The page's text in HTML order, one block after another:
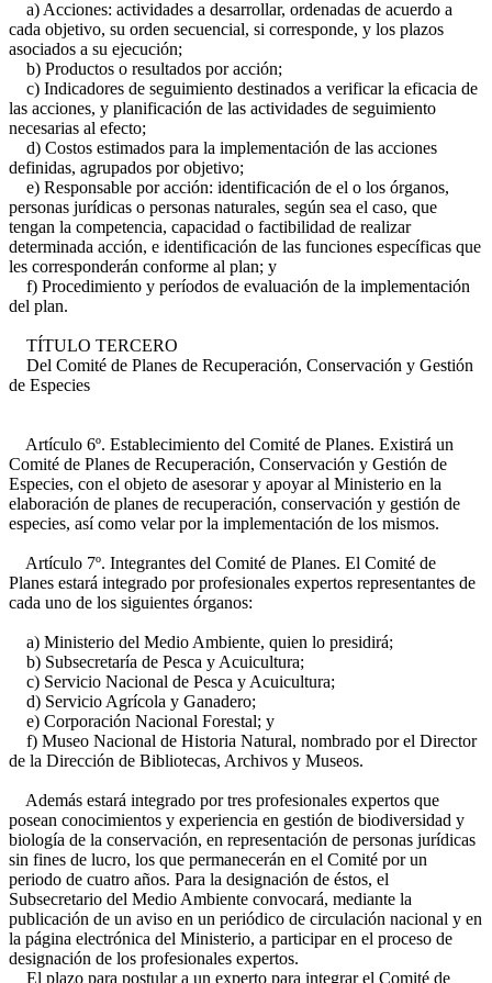
a) Acciones: actividades a desarrollar, ordenadas de acuerdo a
cada objetivo, su orden secuencial, si corresponde, y los plazos
asociados a su ejecución;
b) Productos o resultados por acción;
c) Indicadores de seguimiento destinados a verificar la eficacia de
las acciones, y planificación de las actividades de seguimiento
necesarias al efecto;
d) Costos estimados para la implementación de las acciones
definidas, agrupados por objetivo;
e) Responsable por acción: identificación de el o los órganos,
personas jurídicas o personas naturales, según sea el caso, que
tengan la competencia, capacidad o factibilidad de realizar
determinada acción, e identificación de las funciones específicas que
les corresponderán conforme al plan; y
f) Procedimiento y períodos de evaluación de la implementación
del plan.
TÍTULO TERCERO
Del Comité de Planes de Recuperación, Conservación y Gestión
de Especies
Artículo 6º. Establecimiento del Comité de Planes. Existirá un
Comité de Planes de Recuperación, Conservación y Gestión de
Especies, con el objeto de asesorar y apoyar al Ministerio en la
elaboración de planes de recuperación, conservación y gestión de
especies, así como velar por la implementación de los mismos.
Artículo 7º. Integrantes del Comité de Planes. El Comité de
Planes estará integrado por profesionales expertos representantes de
cada uno de los siguientes órganos:
a) Ministerio del Medio Ambiente, quien lo presidirá;
b) Subsecretaría de Pesca y Acuicultura;
c) Servicio Nacional de Pesca y Acuicultura;
d) Servicio Agrícola y Ganadero;
e) Corporación Nacional Forestal; y
f) Museo Nacional de Historia Natural, nombrado por el Director
de la Dirección de Bibliotecas, Archivos y Museos.
Además estará integrado por tres profesionales expertos que
posean conocimientos y experiencia en gestión de biodiversidad y
biología de la conservación, en representación de personas jurídicas
sin fines de lucro, los que permanecerán en el Comité por un
periodo de cuatro años. Para la designación de éstos, el
Subsecretario del Medio Ambiente convocará, mediante la
publicación de un aviso en un periódico de circulación nacional y en
la página electrónica del Ministerio, a participar en el proceso de
designación de los profesionales expertos.
El plazo para postular a un experto para integrar el Comité de